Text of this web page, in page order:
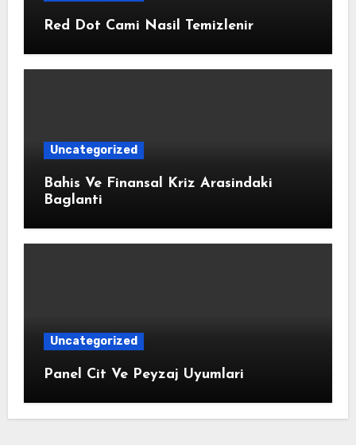
Red Dot Cami Nasil Temizlenir
Uncategorized
Bahis Ve Finansal Kriz Arasindaki
Baglanti
Uncategorized
Panel Cit Ve Peyzaj Uyumlari